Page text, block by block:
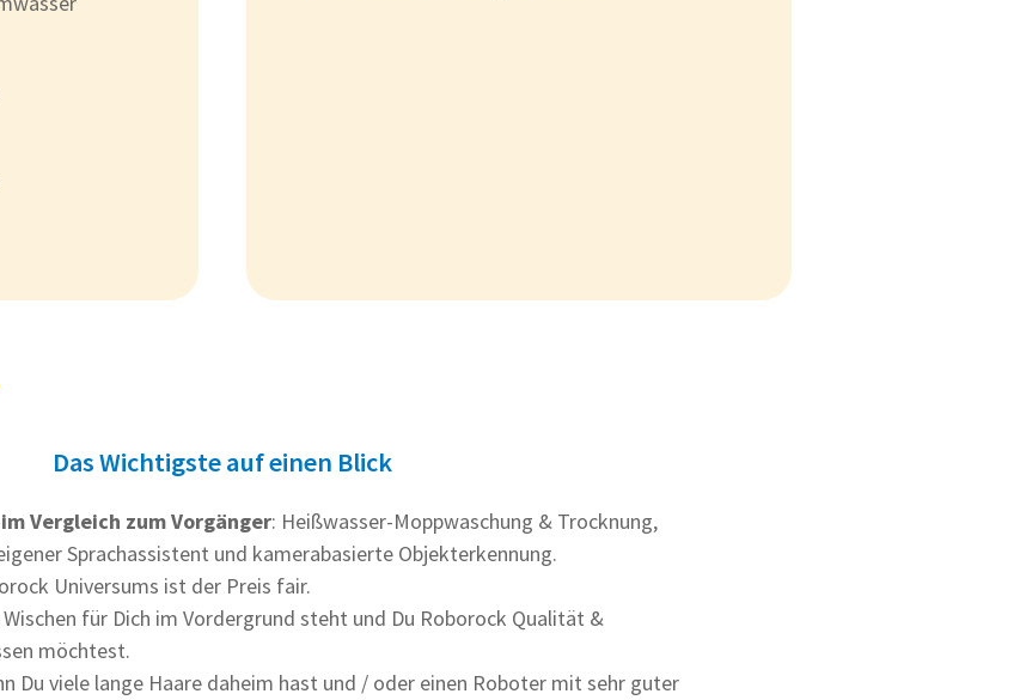
Das Wichtigste auf einen Blick
Vergleich zum Vorgänger: Heißwasser-Moppwaschung & Trocknung,
Sprachassistent und kamerabasierte Objekterkennung.
Universums ist der Preis fair.
Wischen für Dich im Vordergrund steht und Du Roborock Qualität &
möchtest.
Du viele lange Haare daheim hast und / oder einen Roboter mit sehr guter